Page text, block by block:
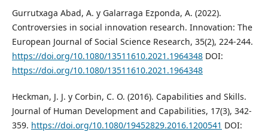
Gurrutxaga Abad, A. y Galarraga Ezponda, A. (2022).
Controversies in social innovation research. Innovation: The
European Journal of Social Science Research, 35(2), 224-244.
https://doi.org/10.1080/13511610.2021.1964348DOI:
https://doi.org/10.1080/13511610.2021.1964348
Heckman, J. J. y Corbin, C. O. (2016). Capabilities and Skills.
Journal of Human Development and Capabilities, 17(3), 342-
359. https://doi.org/10.1080/19452829.2016.1200541 DOI: